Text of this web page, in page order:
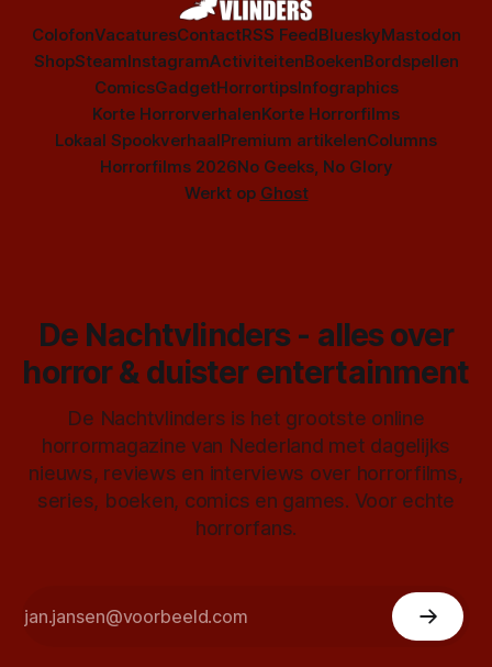
ColofonVacaturesContactRSS FeedBlueskyMastodon
ShopSteamInstagramActiviteitenBoekenBordspellen
ComicsGadgetHorrortipsInfographics
Korte HorrorverhalenKorte Horrorfilms
Lokaal SpookverhaalPremium artikelenColumns
Horrorfilms 2026No Geeks, No Glory
Werkt op Ghost
De Nachtvlinders - alles over
horror & duister entertainment
De Nachtvlinders is het grootste online
horrormagazine van Nederland met dagelijks
nieuws, reviews en interviews over horrorfilms,
series, boeken, comics en games. Voor echte
horrorfans.